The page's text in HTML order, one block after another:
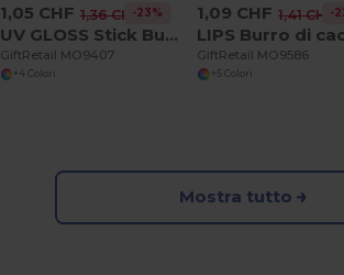
1,05 CHF 1,36 CHF-23%
UV GLOSS Stick Burro di cacao UV
GiftRetail MO9407
+4 Colori
1,09 CHF 1,41 CHF
-
GiftRetail MO9586
+5 Colori
Mostra tutto